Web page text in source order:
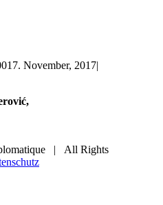
17. November, 2017|
| All Rights